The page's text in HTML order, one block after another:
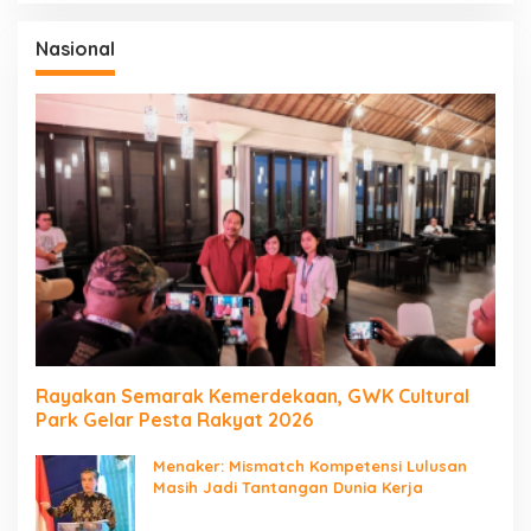
Nasional
Rayakan Semarak Kemerdekaan, GWK Cultural
Park Gelar Pesta Rakyat 2026
Menaker: Mismatch Kompetensi Lulusan
Masih Jadi Tantangan Dunia Kerja